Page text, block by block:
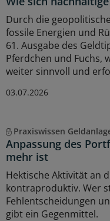
Durch die
fossile Energien und
61. Ausgabe des
Pferdchen und Fuchs,
weiter sinnvoll und
03.07.2026
Praxiswissen
Anpassung des
mehr ist
Hektische Aktivität an
kontraproduktiv. Wer
Fehlentscheidungen
gibt ein Gegenmittel.